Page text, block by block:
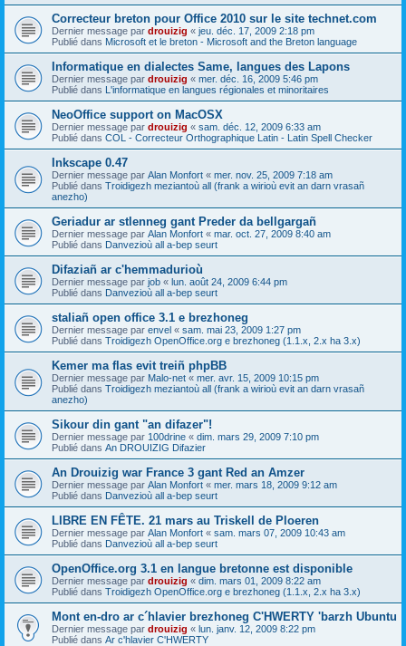
Correcteur breton pour Office 2010 sur le site technet.com
Dernier message par drouizig « jeu. déc. 17, 2009 2:18 pm
Publié dans Microsoft et le breton - Microsoft and the Breton language
Informatique en dialectes Same, langues des Lapons
Dernier message par drouizig « mer. déc. 16, 2009 5:46 pm
Publié dans L'informatique en langues régionales et minoritaires
NeoOffice support on MacOSX
Dernier message par drouizig « sam. déc. 12, 2009 6:33 am
Publié dans COL - Correcteur Orthographique Latin - Latin Spell Checker
Inkscape 0.47
Dernier message par Alan Monfort « mer. nov. 25, 2009 7:18 am
Publié dans Troidigezh meziantoù all (frank a wirioù evit an darn vrasañ
anezho)
Geriadur ar stlenneg gant Preder da bellgargañ
Dernier message par Alan Monfort « mar. oct. 27, 2009 8:40 am
Publié dans Danvezioù all a-bep seurt
Difaziañ ar c'hemmadurioù
Dernier message par job « lun. août 24, 2009 6:44 pm
Publié dans Danvezioù all a-bep seurt
staliañ open office 3.1 e brezhoneg
Dernier message par envel « sam. mai 23, 2009 1:27 pm
Publié dans Troidigezh OpenOffice.org e brezhoneg (1.1.x, 2.x ha 3.x)
Kemer ma flas evit treiñ phpBB
Dernier message par Malo-net « mer. avr. 15, 2009 10:15 pm
Publié dans Troidigezh meziantoù all (frank a wirioù evit an darn vrasañ
anezho)
Sikour din gant "an difazer"!
Dernier message par 100drine « dim. mars 29, 2009 7:10 pm
Publié dans An DROUIZIG Difazier
An Drouizig war France 3 gant Red an Amzer
Dernier message par Alan Monfort « mer. mars 18, 2009 9:12 am
Publié dans Danvezioù all a-bep seurt
LIBRE EN FÊTE. 21 mars au Triskell de Ploeren
Dernier message par Alan Monfort « sam. mars 07, 2009 10:43 am
Publié dans Danvezioù all a-bep seurt
OpenOffice.org 3.1 en langue bretonne est disponible
Dernier message par drouizig « dim. mars 01, 2009 8:22 am
Publié dans Troidigezh OpenOffice.org e brezhoneg (1.1.x, 2.x ha 3.x)
Mont en-dro ar c´hlavier brezhoneg C'HWERTY 'barzh Ubuntu
Dernier message par drouizig « lun. janv. 12, 2009 8:22 pm
Publié dans Ar c'hlavier C'HWERTY